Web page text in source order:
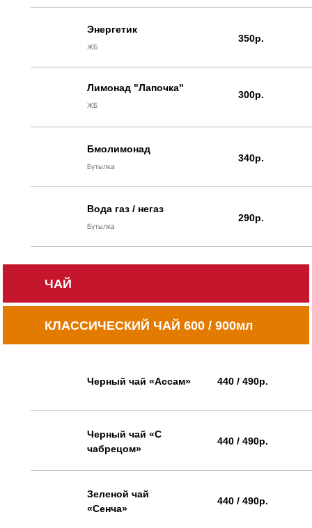
ЖБ
Энергетик
350р.
Бутылка
Бмолимонад
340р.
Бутылка
Вода газ / негаз
290р.
300р.
Лимонад "Лапочка"
ЖБ
ЧАЙ
КЛАССИЧЕСКИЙ ЧАЙ 600 / 900мл
Черный чай «Ассам» 440 / 490р.
Черный чай «С
чабрецом»
440 / 490р.
440 / 490р.
Зеленой чай
«Сенча»